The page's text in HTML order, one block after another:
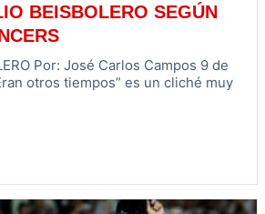
BEISBOLERO SEGÚN
Por: José Carlos Campos 9 de
otros tiempos” es un cliché muy